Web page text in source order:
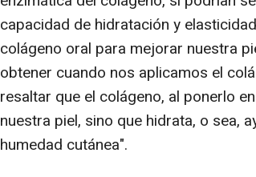
capacidad de hidratación y
colágeno oral para mejorar nuestra
obtener cuando nos aplicamos el
resaltar que el colágeno, al ponerlo
nuestra piel, sino que hidrata, o sea,
humedad cutánea".